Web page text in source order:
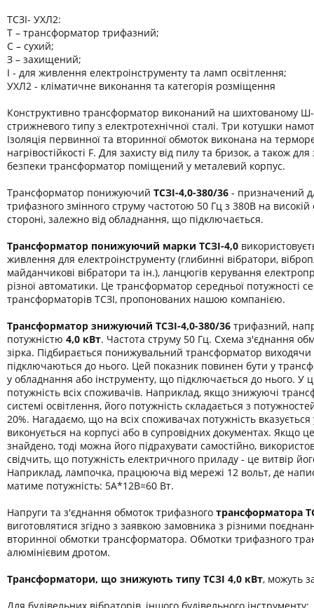
ТСЗІ- УХЛ2:
Т – трансформатор трифазний;
С – сухий;
З – захищений;
І - для живлення електроінструменту та ламп освітлення;
УХЛ2 - кліматичне виконання та категорія розміщення
Конструктивно трансформатор виконаний на шихтованому Ш-
стрижневого типу з електротехнічної сталі. Три котушки
Ізоляція первинної та вторинної обмоток виконана на
нагрівостійкості F. Для захисту від пилу та бризок, а також
безпеки трансформатор поміщений у металевий корпус.
Трансформатор понижуючий ТСЗІ-4,0-380/36 - призначений
трифазного змінного струму частотою 50 Гц з 380В на високій
стороні, залежно від обладнання, що підключається.
Трансформатор понижуючий марки ТСЗІ-4,0
живлення для електроінструменту (глибинні вібратори,
майданчикові вібратори та ін.), ланцюгів керування
різної автоматики. Це трансформатор середньої потужності
трансформаторів ТСЗІ, пропонованих нашою компанією.
Трансформатор знижуючий ТСЗІ-4,0-380/36 трифазний,
потужністю 4,0 кВт. Частота струму 50 Гц. Схема з'єднання
зірка. Підбирається понижувальний трансформатор
підключаються до нього. Цей показник повинен бути у
у обладнання або інструменту, що підключається до нього. У
потужність всіх споживачів. Наприклад, якщо знижуючі
системі освітлення, його потужність складається з
20%. Нагадаємо, що на всіх споживачах потужність
виконується на корпусі або в супровідних документах. Якщо
знайдено, тоді можна його підрахувати самостійно,
свідчить, що потужність електричного приладу - це витвір
Наприклад, лампочка, працююча від мережі 12 вольт, де
матиме потужність: 5А*12В=60 Вт.
Напруги та з'єднання обмоток трифазного трансформатора
виготовлятися згідно з заявкою замовника з різними
вторинної обмотки трансформатора. Обмотки трифазного
алюмінієвим дротом.
Трансформатори, що знижують типу ТСЗІ 4,0 кВт, можуть